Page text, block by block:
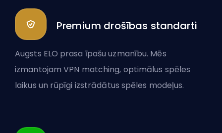
Premium drošības standarti
Augsts ELO prasa īpašu uzmanību. Mēs
izmantojam VPN matching, optimālus spēles
laikus un rūpīgi izstrādātus spēles modeļus.